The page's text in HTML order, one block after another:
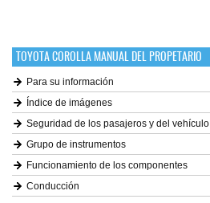
TOYOTA COROLLA MANUAL DEL PROPETARIO
Para su información
Índice de imágenes
Seguridad de los pasajeros y del vehículo
Grupo de instrumentos
Funcionamiento de los componentes
Conducción